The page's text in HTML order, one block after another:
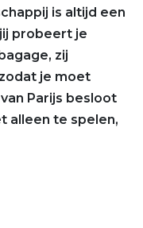
is altijd een
probeert je
zij
je moet
Parijs besloot
alleen te spelen,